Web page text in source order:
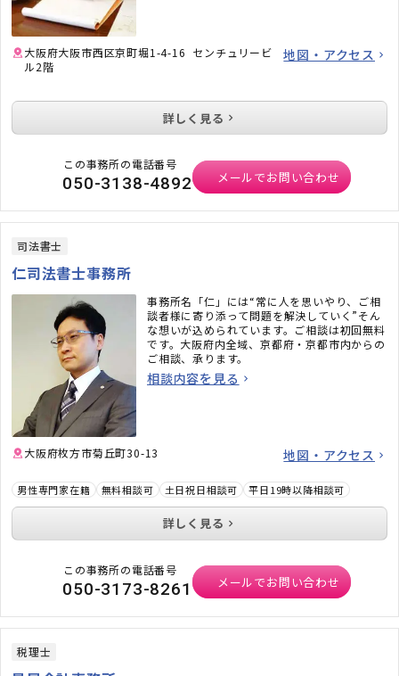
大阪府大阪市西区京町堀1-4-16 センチュリービ
ル2階
地図・アクセス
詳しく見る
この事務所の電話番号
050-3138-4892 メールでお問い合わせ
司法書士
仁司法書士事務所
事務所名「仁」には“常に人を思いやり、ご相
談者様に寄り添って問題を解決していく”そん
な想いが込められています。ご相談は初回無料
です。大阪府内全域、京都府・京都市内からの
ご相談、承ります。
相談内容を見る
大阪府枚方市菊丘町30-13 地図・アクセス
男性専門家在籍 無料相談可 土日祝日相談可 平日19時以降相談可
詳しく見る
この事務所の電話番号
050-3173-8261 メールでお問い合わせ
税理士